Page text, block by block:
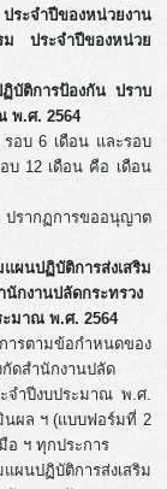
ระจำปีของหน่วยงาน
ม ประจำปีของหน่วย
บัติการป้องกัน ปราบ
พ.ศ. 2564
รอบ 6 เดือน และรอบ
บ 12 เดือน คือ เดือน
ปรากฏการขออนุญาต
ผนปฏิบัติการส่งเสริม
กงานปลัดกระทรวง
มาณ พ.ศ. 2564
รตามข้อกำหนดของ
ดสำนักงานปลัด
จำปีงบประมาณ พ.ศ.
นผล ฯ (แบบฟอร์มที่ 2
ฯ ทุกประการ
ผนปฏิบัติการส่งเสริม